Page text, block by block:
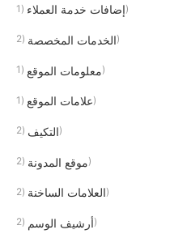
إضافات خدمة العملاء(1)
الخدمات المخصصة(2)
معلومات الموقع(1)
علامات الموقع(1)
التكيف(2)
موقع المدونة(2)
العلامات الساخنة(2)
أرشيف الوسم(2)